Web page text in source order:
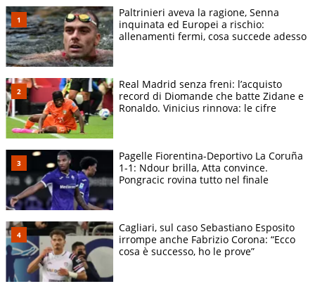
Paltrinieri aveva la ragione, Senna
inquinata ed Europei a rischio:
allenamenti fermi, cosa succede adesso
Real Madrid senza freni: l’acquisto
record di Diomande che batte Zidane e
Ronaldo. Vinicius rinnova: le cifre
Pagelle Fiorentina-Deportivo La Coruña
1-1: Ndour brilla, Atta convince.
Pongracic rovina tutto nel finale
Cagliari, sul caso Sebastiano Esposito
irrompe anche Fabrizio Corona: “Ecco
cosa è successo, ho le prove”